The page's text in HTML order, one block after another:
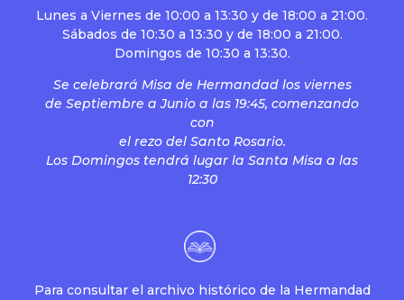
Lunes a Viernes de 10:00 a 13:30 y de 18:00 a 21:00.
Sábados de 10:30 a 13:30 y de 18:00 a 21:00.
Domingos de 10:30 a 13:30.
Se celebrará Misa de Hermandad los viernes
de Septiembre a Junio a las 19:45, comenzando
con
el rezo del Santo Rosario.
Los Domingos tendrá lugar la Santa Misa a las
12:30
Para consultar el archivo histórico de la Hermandad